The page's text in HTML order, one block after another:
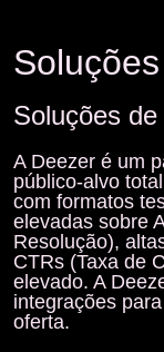
Soluções
A Deezer é um
público-alvo
com formatos
elevadas sobre
Resolução),
CTRs (Taxa de
elevado. A
integrações
oferta.